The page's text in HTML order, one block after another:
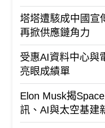
塔塔遭駭成中國
再掀供應鏈角力
受惠AI資料中心
亮眼成績單
Elon Musk揭
訊、AI與太空基建